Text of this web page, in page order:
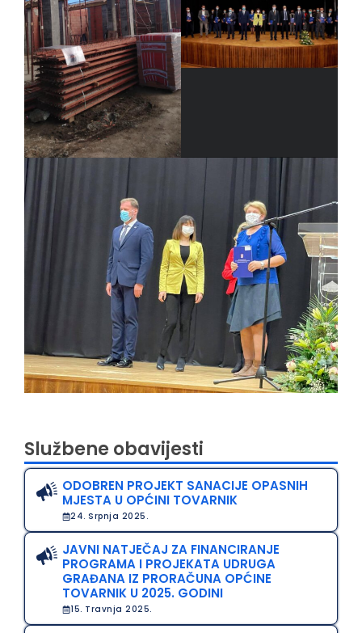
Službene obavijesti
ODOBREN PROJEKT SANACIJE OPASNIH
MJESTA U OPĆINI TOVARNIK
24. Srpnja 2025.
JAVNI NATJEČAJ ZA FINANCIRANJE
PROGRAMA I PROJEKATA UDRUGA
GRAĐANA IZ PRORAČUNA OPĆINE
TOVARNIK U 2025. GODINI
15. Travnja 2025.